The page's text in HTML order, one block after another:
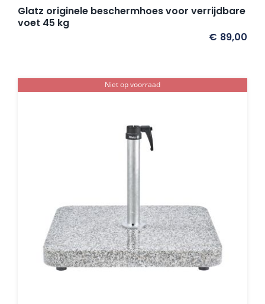
Glatz originele beschermhoes voor verrijdbare
voet 45 kg
€ 89,00
Niet op voorraad